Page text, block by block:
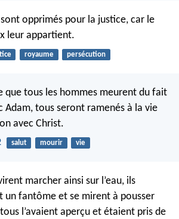
opprimés pour la justice, car le
leur appartient.
royaume persécution
que tous les hommes meurent du fait
Adam, tous seront ramenés à la vie
avec Christ.
salut mourir vie
marcher ainsi sur l’eau, ils
un fantôme et se mirent à pousser
l’avaient aperçu et étaient pris de